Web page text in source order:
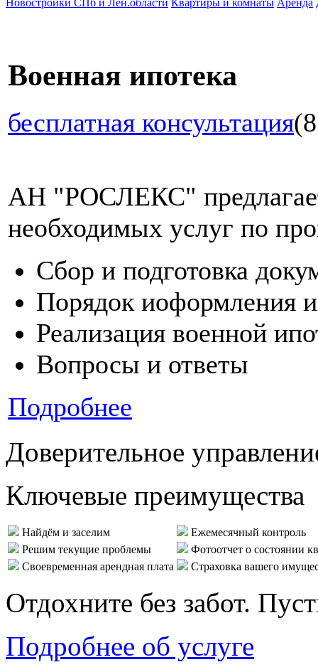
Военная ипотека
бесплатная консультация
АН "РОСЛЕКС"
необходимых услуг по
Сбор и подготовка
Порядок иоформления
Реализация военной
Вопросы и ответы
Подробнее
Доверительное
Ключевые преимущества
Найдём и заселим
Ежемесячный контроль
Решим текущие проблемы
Фотоотчет о состоянии
Своевременная арендная плата
Страховка вашего
Отдохните без забот.
Подробнее об услуге